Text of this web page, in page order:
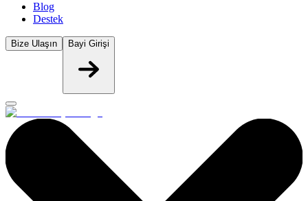
Blog
Destek
Bize Ulaşın Bayi Girişi